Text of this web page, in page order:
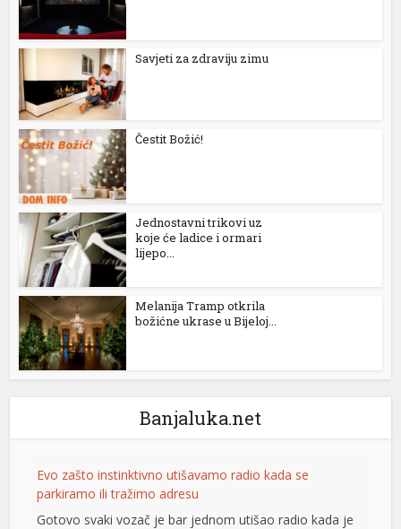
Savjeti za zdraviju zimu
Čestit Božić!
Jednostavni trikovi uz
koje će ladice i ormari
lijepo...
Melanija Tramp otkrila
božićne ukrase u Bijeloj...
Banjaluka.net
Evo zašto instinktivno utišavamo radio kada se
parkiramo ili tražimo adresu
Gotovo svaki vozač je bar jednom utišao radio kada je